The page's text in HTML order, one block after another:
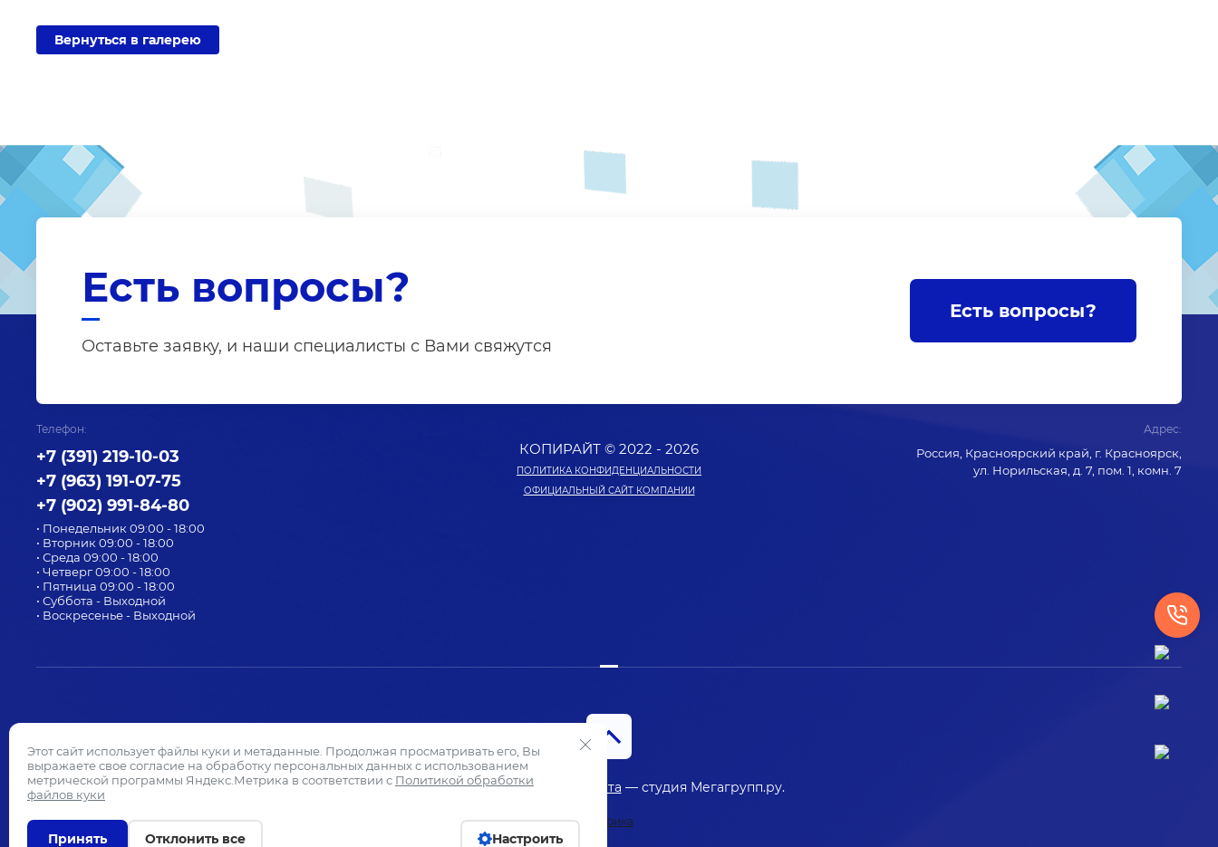
Вернуться в галерею
Есть вопросы?
Оставьте заявку, и наши специалисты с Вами свяжутся
Есть вопросы?
Телефон:
+7 (391) 219-10-03
+7 (963) 191-07-75
+7 (902) 991-84-80
• Понедельник 09:00 - 18:00
• Вторник 09:00 - 18:00
• Среда 09:00 - 18:00
• Четверг 09:00 - 18:00
• Пятница 09:00 - 18:00
• Суббота - Выходной
• Воскресенье - Выходной
КОПИРАЙТ © 2022 - 2026
ПОЛИТИКА КОНФИДЕНЦИАЛЬНОСТИ
ОФИЦИАЛЬНЫЙ САЙТ КОМПАНИИ
Адрес:
Россия, Красноярский край, г. Красноярск,
ул. Норильская, д. 7, пом. 1, комн. 7
Создание,разработка сайта — студия Мегагрупп.ру.
Этот сайт использует файлы куки и метаданные. Продолжая просматривать его, Вы
выражаете свое согласие на обработку персональных данных с использованием
метрической программы Яндекс.Метрика в соответствии с Политикой обработки
файлов куки
Принять Отклонить все Настроить